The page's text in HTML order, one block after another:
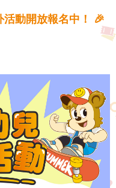
活動開放報名中！ 🎉